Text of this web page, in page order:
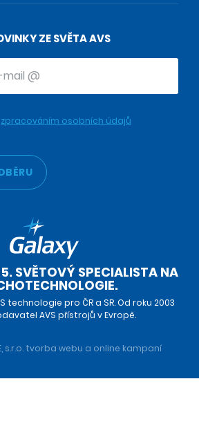
ZE SVĚTA AVS
zpracováním osobních údajů
SVĚTOVÝ SPECIALISTA NA
technologie pro ČR a SR. Od roku 2003
AVS přístrojů v Evropě.
s.r.o. tvorba webu a online kampaní